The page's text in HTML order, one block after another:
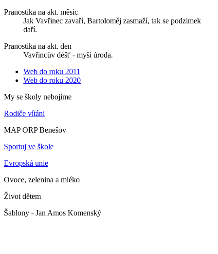
Pranostika na akt. měsíc
Jak Vavřinec zavaří, Bartoloměj zasmaží, tak se podzimek
daří.
Pranostika na akt. den
Vavřincův déšť - myší úroda.
Web do roku 2011
Web do roku 2020
My se školy nebojíme
Rodiče vítáni
MAP ORP Benešov
Sportuj ve škole
Evropská unie
Ovoce, zelenina a mléko
Život dětem
Šablony - Jan Amos Komenský